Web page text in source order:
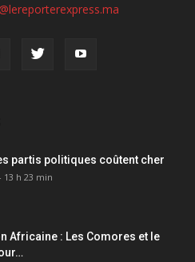
partis politiques coûtent cher
13 h 23 min
Africaine : Les Comores et le